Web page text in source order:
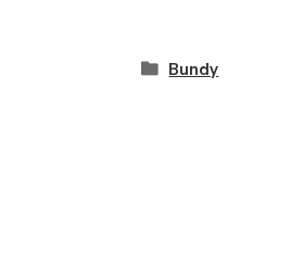
Bundy